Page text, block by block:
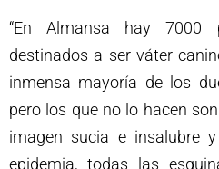
“En Almansa hay 7000
destinados a ser váter
inmensa mayoría de los
pero los que no lo hacen
imagen sucia e insalubre
epidemia, todas las